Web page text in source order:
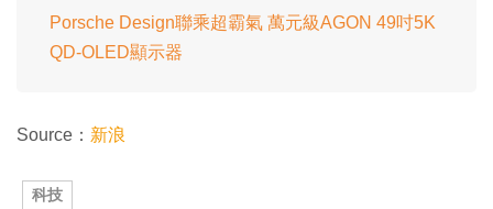
Porsche Design聯乘超霸氣 萬元級AGON 49吋5K
QD-OLED顯示器
Source： 新浪
科技